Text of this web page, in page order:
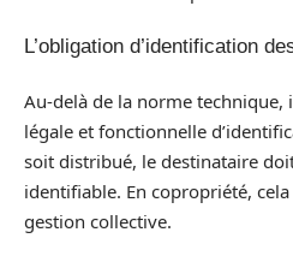
L’obligation d’identification
Au-delà de la norme technique,
légale et fonctionnelle
soit distribué, le destinataire
identifiable. En copropriété,
gestion collective.